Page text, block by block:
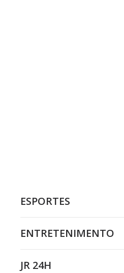
ESPORTES
ENTRETENIMENTO
JR 24H